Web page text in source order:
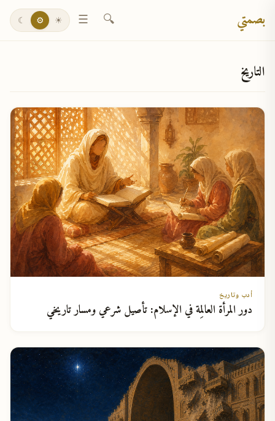
✕
بصمتي 🔍
☰
☀
⚙
☾
التاريخ
أدب وتاريخ
دور المرأة العالِمة في الإسلام: تأصيل شرعي ومسار تاريخي